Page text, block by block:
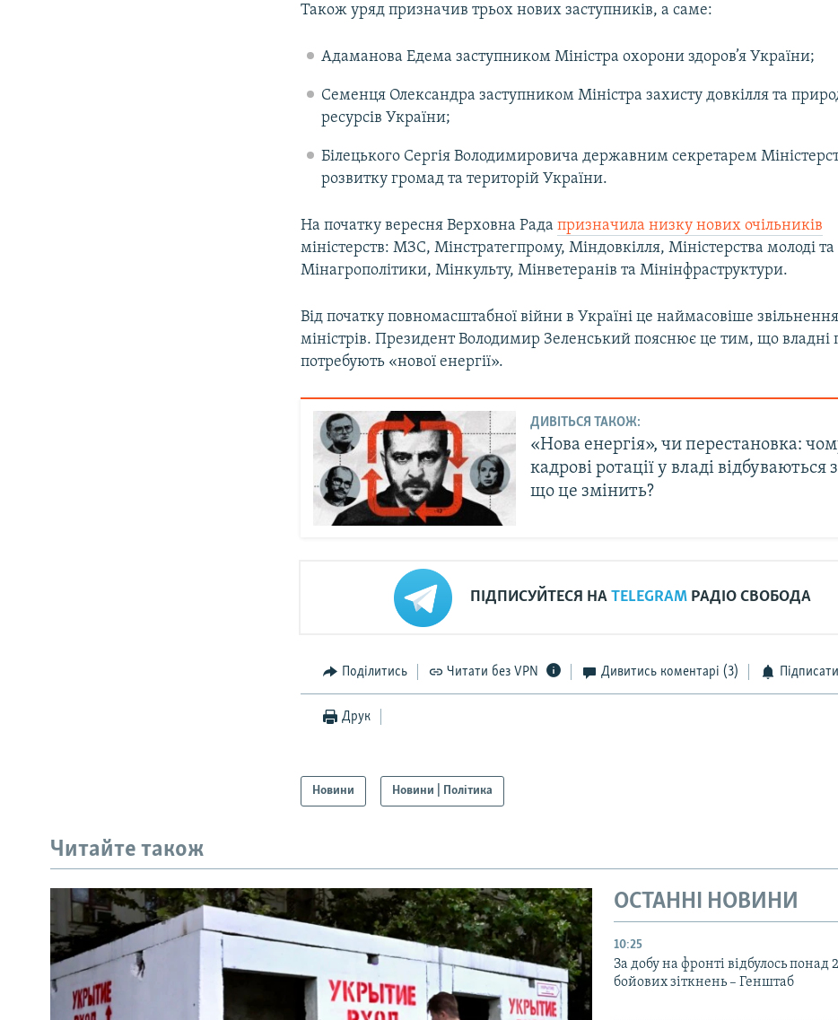
Також уряд призначив трьох нових заступників, а саме:
Адаманова Едема заступником Міністра охорони здоров’я України;
Семенця Олександра заступником Міністра захисту довкілля та
ресурсів України;
Білецького Сергія Володимировича державним секретарем
розвитку громад та територій України.
На початку вересня Верховна Радапризначила низку нових очільників
міністерств: МЗС, Мінстратегпрому, Міндовкілля, Міністерства молоді та
Мінагрополітики, Мінкульту, Мінветеранів та Мінінфраструктури.
Від початку повномасштабної війни в Україні це наймасовіше звільнення
міністрів. Президент Володимир Зеленський пояснює це тим, що владні
потребують «нової енергії».
ДИВІТЬСЯ ТАКОЖ:
«Нова енергія», чи перестановка:
кадрові ротації у владі відбуваються
що це змінить?
ПІДПИСУЙТЕСЯ НАTELEGRAM РАДІО СВОБОДА
Поділитись Читати без VPN Дивитись коментарі (3)
Друк
Новини Новини | Політика
Читайте також
ОСТАННІ НОВИНИ
10:25
За добу на фронті відбулось понад
бойових зіткнень – Генштаб